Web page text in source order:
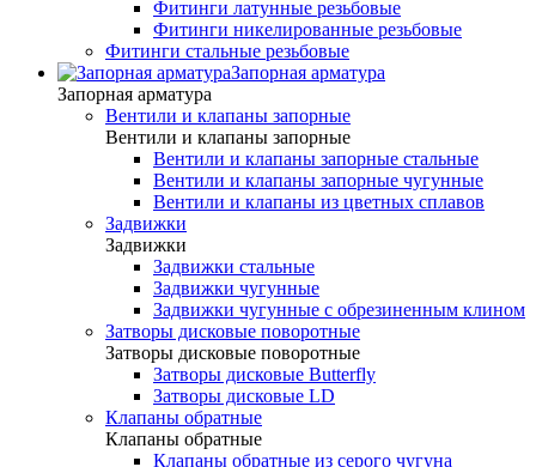
Фитинги латунные резьбовые
Фитинги никелированные резьбовые
Фитинги стальные резьбовые
Запорная арматура
Запорная арматура
Вентили и клапаны запорные
Вентили и клапаны запорные
Вентили и клапаны запорные стальные
Вентили и клапаны запорные чугунные
Вентили и клапаны из цветных сплавов
Задвижки
Задвижки
Задвижки стальные
Задвижки чугунные
Задвижки чугунные с обрезиненным клином
Затворы дисковые поворотные
Затворы дисковые поворотные
Затворы дисковые Butterfly
Затворы дисковые LD
Клапаны обратные
Клапаны обратные
Клапаны обратные из серого чугуна